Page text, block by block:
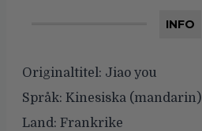
INFO
Originaltitel: Jiao you
Språk: Kinesiska (mandarin)
Land: Frankrike